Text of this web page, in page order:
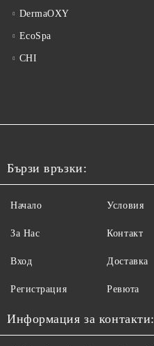
DermaOXY
EcoSpa
CHI
Бързи връзки:
Начало
За Нас
Вход
Регистрация
Условия
Контакт
Доставка
Ревюта
Информация за контакти: